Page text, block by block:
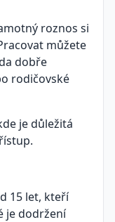
roznos si
můžete
dobře
rodičovské
je důležitá
15 let, kteří
je dodržení